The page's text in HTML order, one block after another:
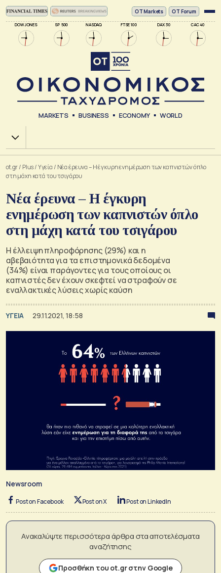
DOW JONES SP 500 NASDAQ FTSE 100 DAX 30 CAC 40
ΟΤ Markets OT Forum
MARKETS BUSINESS ECONOMY WORLD
Χ.Α.
ot.gr/ Plus/Υγεία / Νέα έρευνα – H έγκυρη ενημέρωση των καπνιστών όπλο
στη μάχη κατά του τσιγάρου
Νέα έρευνα – H έγκυρη
ενημέρωση των καπνιστών όπλο
στη μάχη κατά του τσιγάρου
Η έλλειψη πληροφόρησης (29%) και η
αβεβαιότητα για τα επιστημονικά δεδομένα
(34%) είναι παράγοντες για τους οποίους οι
καπνιστές δεν έχουν σκεφτεί να στραφούν σε
εναλλακτικές λύσεις χωρίς καύση
ΥΓΕΙΑ 29.11.2021, 18:58
Newsroom
Post on Facebook Post on X Post on LinkedIn
Ανακαλύψτε περισσότερα άρθρα στα αποτελέσματα
αναζήτησης
Προσθήκη του ot.gr στην Google